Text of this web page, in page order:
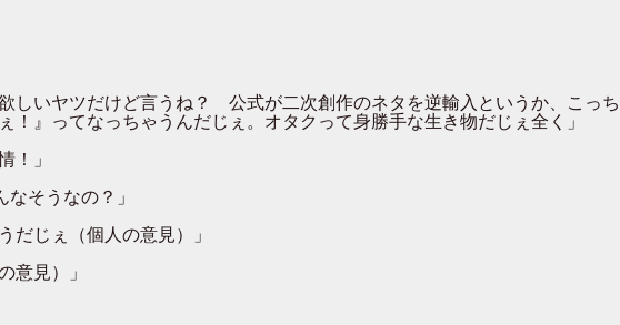
しいヤツだけど言うね？ 公式が二次創作のネタを逆輸入というか、こっ
！』ってなっちゃうんだじぇ。オタクって身勝手な生き物だじぇ全く」
！」
そうなの？」
だじぇ（個人の意見）」
意見）」